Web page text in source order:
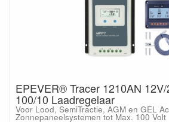
EPEVER® Tracer 1210AN
100/10 Laadregelaar
Voor Lood, SemiTractie, AGM en GEL
Zonnepaneelsystemen tot Max. 100 Volt